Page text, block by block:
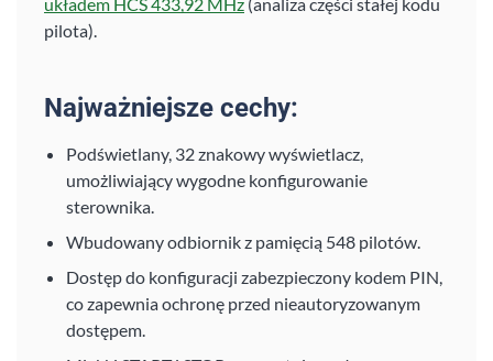
układem HCS 433,92 MHz (analiza części stałej kodu
pilota).
Najważniejsze cechy:
Podświetlany, 32 znakowy wyświetlacz,
umożliwiający wygodne konfigurowanie
sterownika.
Wbudowany odbiornik z pamięcią 548 pilotów.
Dostęp do konfiguracji zabezpieczony kodem PIN,
co zapewnia ochronę przed nieautoryzowanym
dostępem.